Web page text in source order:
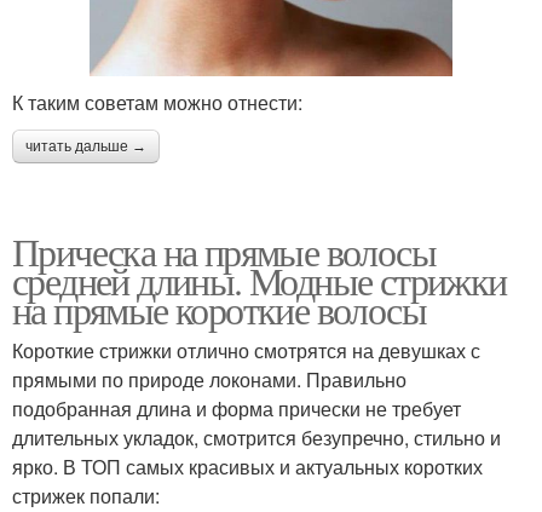
К таким советам можно отнести:
читать дальше →
Прическа на прямые волосы
средней длины. Модные стрижки
на прямые короткие волосы
Короткие стрижки отлично смотрятся на девушках с
прямыми по природе локонами. Правильно
подобранная длина и форма прически не требует
длительных укладок, смотрится безупречно, стильно и
ярко. В ТОП самых красивых и актуальных коротких
стрижек попали: